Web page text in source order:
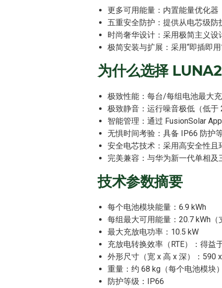
更多可用能量：内置能量优化器
五重安全防护：提供从电芯级
时尚奢华设计：采用极简主义
极简安装与扩展：采用“即插即
为什么选择
极致性能：每台/每组电池最大
极致静音：运行噪音极低（低
智能管理：通过 FusionSolar
无惧时间考验：具备 IP66 防护
安全电芯技术：采用高安全性
完美兼容：与华为新一代单相
技术参数摘要
每个电池模块能量：6.9 kWh
每组最大可用能量：20.7 kWh
最大充放电功率：10.5 kW
充放电转换效率（RTE）：得益
外形尺寸（宽 x 高 x 深）：590
重量：约 68 kg（每个电池模块
防护等级：IP66